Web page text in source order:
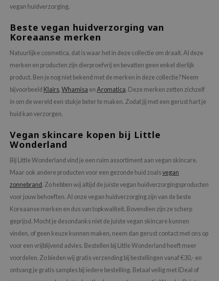
vegan huidverzorging.
Beste vegan huidverzorging van
Koreaanse merken
Natuurlijke cosmetica, dat is waar het in deze collectie om draait. Al deze
merken en producten zijn dierproefvrij en bevatten geen enkel dierlijk
product. Ben je nog niet bekend met de merken in deze collectie? Neem
bijvoorbeeld Klairs, Whamisa en Aromatica. Deze merken zetten zichzelf
in om de wereld een stukje beter te maken. Zodat jij met een gerust hart je
huid kan verzorgen.
Vegan skincare kopen bij Little
Wonderland
Bij Little Wonderland vind je een ruim assortiment aan vegan skincare.
Maar ook andere producten voor een gezonde huid zoalsvegan
zonnebrand . Zo hebben wij altijd de juiste vegan huidverzorgingsproducten
voor jouw behoeften. Al onze vegan huidverzorging zijn van de beste
Koreaanse merken en dus van topkwaliteit. Bovendien zijn ze scherp
geprijsd. Mocht je desondanks niet de juiste vegan skincare kunnen
vinden, of geen keuze kunnen maken, neem dan gerust contact met ons op
voor een vrijblijvend advies. Bestellen bij Little Wonderland heeft meer
voordelen. Zo bieden wij gratis verzending bij bestellingen vanaf €30,- en
ontvang je gratis samples bij iedere bestelling. Betaal veilig met iDeal of